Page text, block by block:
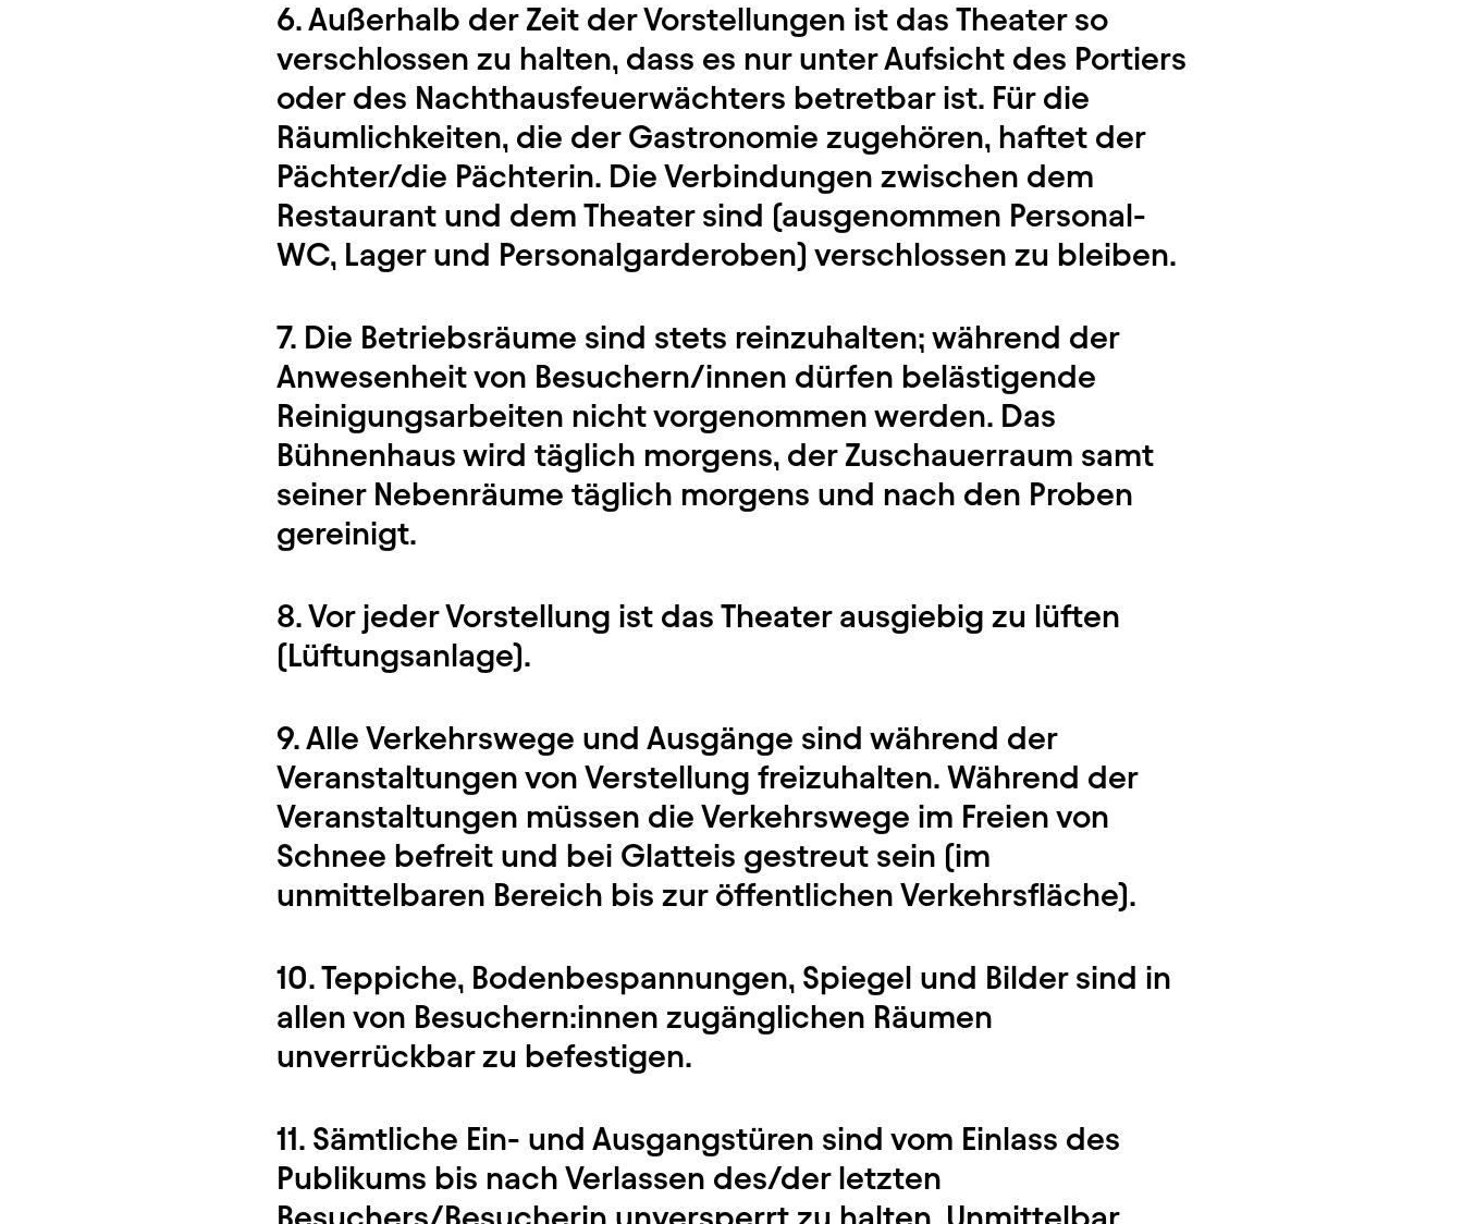
6. Außerhalb der Zeit der Vorstellungen ist das Theater so
verschlossen zu halten, dass es nur unter Aufsicht des Portiers
oder des Nachthausfeuerwächters betretbar ist. Für die
Räumlichkeiten, die der Gastronomie zugehören, haftet der
Pächter/die Pächterin. Die Verbindungen zwischen dem
Restaurant und dem Theater sind (ausgenommen Personal-
WC, Lager und Personalgarderoben) verschlossen zu bleiben.
7. Die Betriebsräume sind stets reinzuhalten; während der
Anwesenheit von Besuchern/innen dürfen belästigende
Reinigungsarbeiten nicht vorgenommen werden. Das
Bühnenhaus wird täglich morgens, der Zuschauerraum samt
seiner Nebenräume täglich morgens und nach den Proben
gereinigt.
8. Vor jeder Vorstellung ist das Theater ausgiebig zu lüften
(Lüftungsanlage).
9. Alle Verkehrswege und Ausgänge sind während der
Veranstaltungen von Verstellung freizuhalten. Während der
Veranstaltungen müssen die Verkehrswege im Freien von
Schnee befreit und bei Glatteis gestreut sein (im
unmittelbaren Bereich bis zur öffentlichen Verkehrsfläche).
10. Teppiche, Bodenbespannungen, Spiegel und Bilder sind in
allen von Besuchern:innen zugänglichen Räumen
unverrückbar zu befestigen.
11. Sämtliche Ein- und Ausgangstüren sind vom Einlass des
Publikums bis nach Verlassen des/der letzten